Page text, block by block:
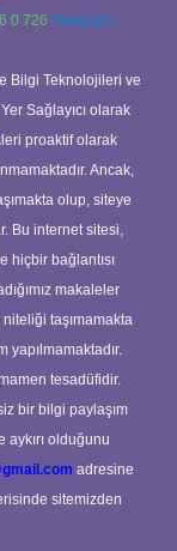
0 726 Telegram:
Bilgi Teknolojileri ve
Sağlayıcı olarak
proaktif olarak
Ancak,
olup, siteye
Bu internet sitesi,
hiçbir bağlantısı
makaleler
taşımamakta
yapılmamaktadır.
tesadüfidir.
bir bilgi paylaşım
olduğunu
adresine
sitemizden